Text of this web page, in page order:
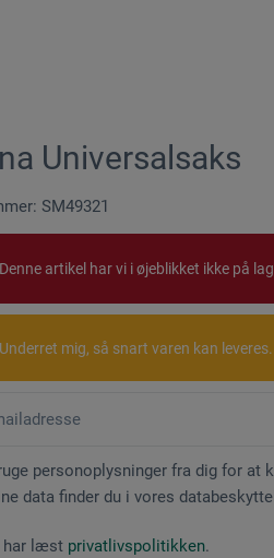
Universalsaks
SM49321
Denne artikel har vi i øjeblikket ikke på
Underret mig, så snart varen kan leveres.
personoplysninger fra dig for at
data finder du i vores
har læst privatlivspolitikken.